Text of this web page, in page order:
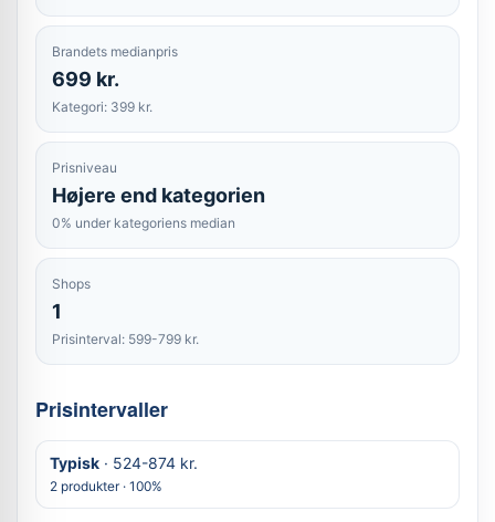
Brandets medianpris
699 kr.
Kategori: 399 kr.
Prisniveau
Højere end kategorien
0% under kategoriens median
Shops
1
Prisinterval: 599-799 kr.
Prisintervaller
Typisk · 524-874 kr.
2 produkter · 100%